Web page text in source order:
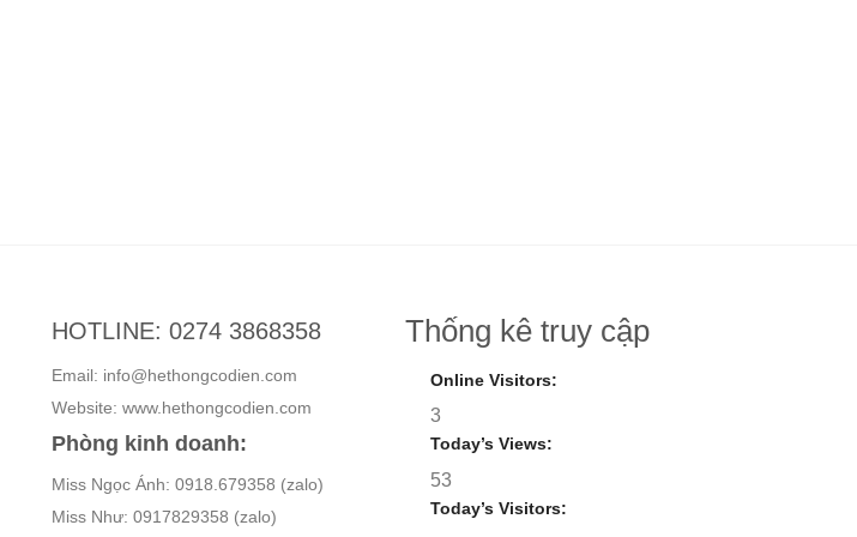
HOTLINE: 0274 3868358
Email: info@hethongcodien.com
Website: www.hethongcodien.com
Phòng kinh doanh:
Miss Ngọc Ánh: 0918.679358 (zalo)
Miss Như: 0917829358 (zalo)
Thống kê truy cập
Online Visitors:
3
Today’s Views:
53
Today’s Visitors: